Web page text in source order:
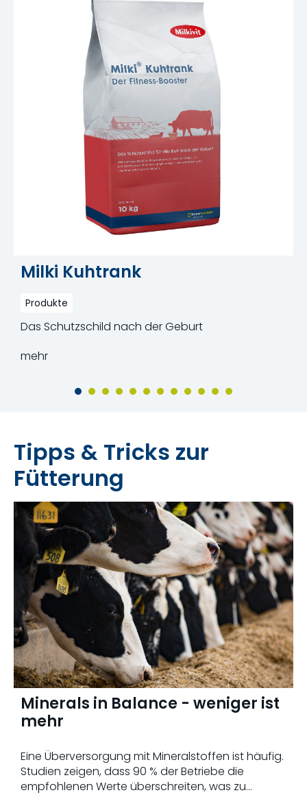
Milki Kuhtrank
Produkte
Das Schutzschild nach der Geburt
mehr
Tipps & Tricks zur
Fütterung
Minerals in Balance - weniger ist
mehr
Eine Überversorgung mit Mineralstoffen ist häufig.
Studien zeigen, dass 90 % der Betriebe die
empfohlenen Werte überschreiten, was zu